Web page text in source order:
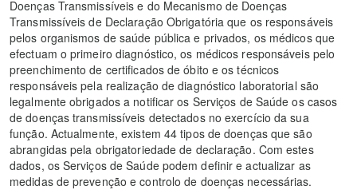
Doenças Transmissíveis e do Mecanismo de Doenças
Transmissíveis de Declaração Obrigatória que os responsáveis
pelos organismos de saúde pública e privados, os médicos que
efectuam o primeiro diagnóstico, os médicos responsáveis pelo
preenchimento de certificados de óbito e os técnicos
responsáveis pela realização de diagnóstico laboratorial são
legalmente obrigados a notificar os Serviços de Saúde os casos
de doenças transmissíveis detectados no exercício da sua
função. Actualmente, existem 44 tipos de doenças que são
abrangidas pela obrigatoriedade de declaração. Com estes
dados, os Serviços de Saúde podem definir e actualizar as
medidas de prevenção e controlo de doenças necessárias.